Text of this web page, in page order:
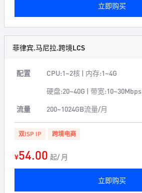
立即购买
菲律宾.马尼拉.跨境LCS
配置
CPU:1~2核 | 内存:1~4G
硬盘:20~40G | 带宽:10~30Mbps
流量
200~1024GB流量/月
双ISP IP 跨境电商
¥54.00 起/ 月
立即购买